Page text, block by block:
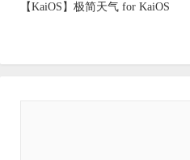
【KaiOS】极简天气 for KaiOS